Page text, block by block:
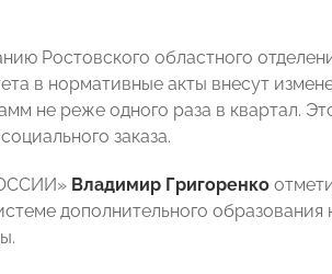
Ростовского областного
в нормативные акты внесут
не реже одного раза в квартал.
заказа.
Владимир Григоренко
дополнительного